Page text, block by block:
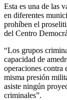
Esta es una de las
en diferentes
prohíben el
del Centro
“Los grupos
capacidad de
operaciones contra
misma presión
asiste ningún
criminales”.